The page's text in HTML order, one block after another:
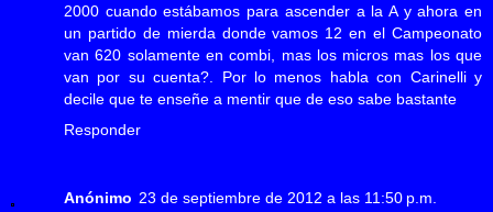
2000 cuando estábamos para ascender a la A y ahora en
un partido de mierda donde vamos 12 en el Campeonato
van 620 solamente en combi, mas los micros mas los que
van por su cuenta?. Por lo menos habla con Carinelli y
decile que te enseñe a mentir que de eso sabe bastante
Responder
Anónimo 23 de septiembre de 2012 a las 11:50 p.m.